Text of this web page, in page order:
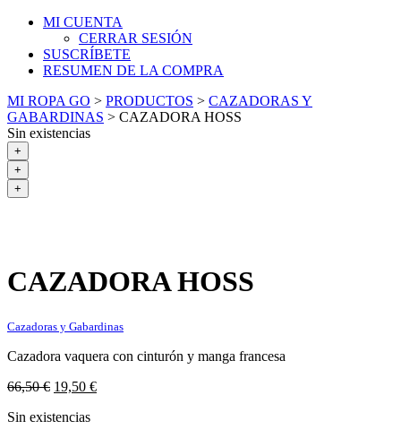
MI CUENTA
CERRAR SESIÓN
SUSCRÍBETE
RESUMEN DE LA COMPRA
MI ROPA GO > PRODUCTOS > CAZADORAS Y
GABARDINAS > CAZADORA HOSS
Sin existencias
+
+
+
CAZADORA HOSS
Cazadoras y Gabardinas
Cazadora vaquera con cinturón y manga francesa
66,50€ El
original
19,50 €El
Sin existencias